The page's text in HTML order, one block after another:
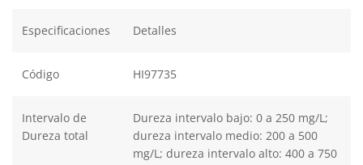
Especificaciones Detalles
Código HI97735
Intervalo de
Dureza total
Dureza intervalo bajo: 0 a 250 mg/L;
dureza intervalo medio: 200 a 500
mg/L; dureza intervalo alto: 400 a 750